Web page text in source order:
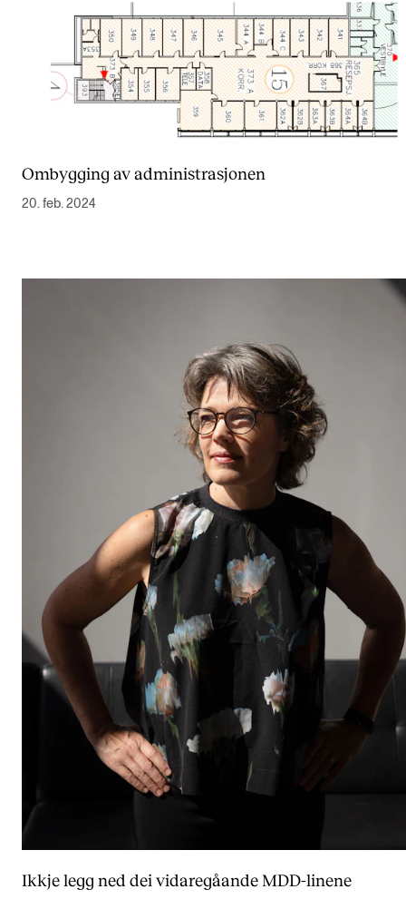
Ombygging av administrasjonen
20. feb. 2024
Ikkje legg ned dei vidaregåande MDD-linene